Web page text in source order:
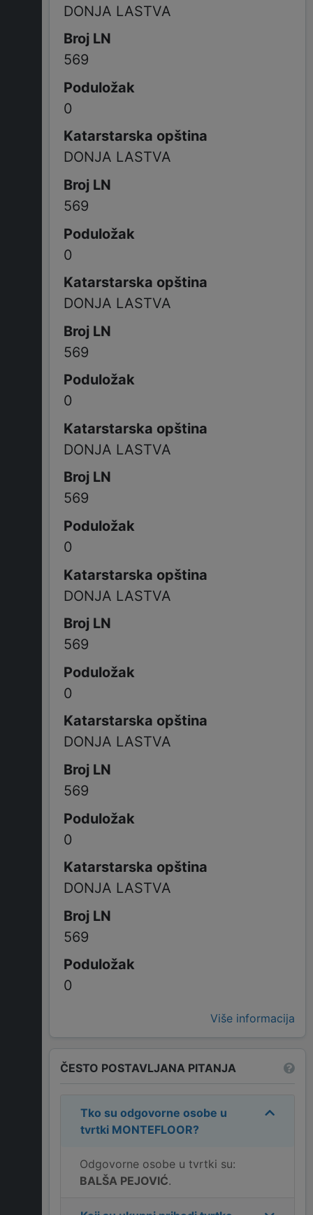
DONJA LASTVA
569
0
DONJA LASTVA
569
0
DONJA LASTVA
569
0
DONJA LASTVA
569
0
DONJA LASTVA
569
0
DONJA LASTVA
569
0
DONJA LASTVA
569
0
Više informacija
ČESTO POSTAVLJANA PITANJA
Tko su odgovorne osobe u
tvrtki MONTEFLOOR?
Odgovorne osobe u tvrtki su:
BALŠA PEJOVIĆ.